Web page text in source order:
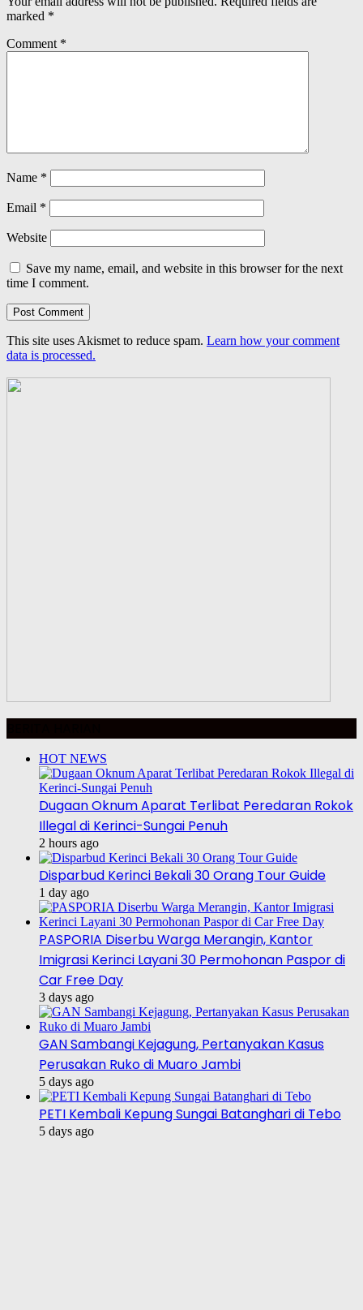
marked *
Comment *
Name *
Email *
Website
Save my name, email, and website in this browser for the next
time I comment.
This site uses Akismet to reduce spam. Learn how your comment
data is processed.
HOT NEWS
Dugaan Oknum Aparat Terlibat Peredaran Rokok
Illegal di Kerinci-Sungai Penuh
2 hours ago
Disparbud Kerinci Bekali 30 Orang Tour Guide
1 day ago
PASPORIA Diserbu Warga Merangin, Kantor
Imigrasi Kerinci Layani 30 Permohonan Paspor di
Car Free Day
3 days ago
GAN Sambangi Kejagung, Pertanyakan Kasus
Perusakan Ruko di Muaro Jambi
5 days ago
PETI Kembali Kepung Sungai Batanghari di Tebo
5 days ago